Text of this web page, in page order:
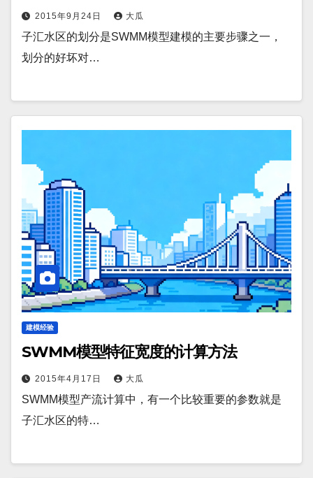
2015年9月24日 大瓜
子汇水区的划分是SWMM模型建模的主要步骤之一，
划分的好坏对…
建模经验
SWMM模型特征宽度的计算方法
2015年4月17日 大瓜
SWMM模型产流计算中，有一个比较重要的参数就是
子汇水区的特…